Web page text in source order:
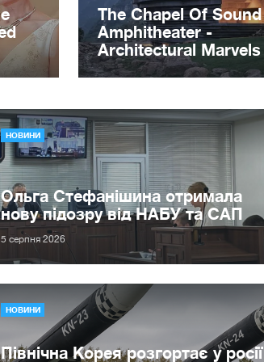
НОВИНИ
Ольга Стефанішина отримала
нову підозру від НАБУ та САП
5 серпня 2026
НОВИНИ
Північна Корея розгортає у росії